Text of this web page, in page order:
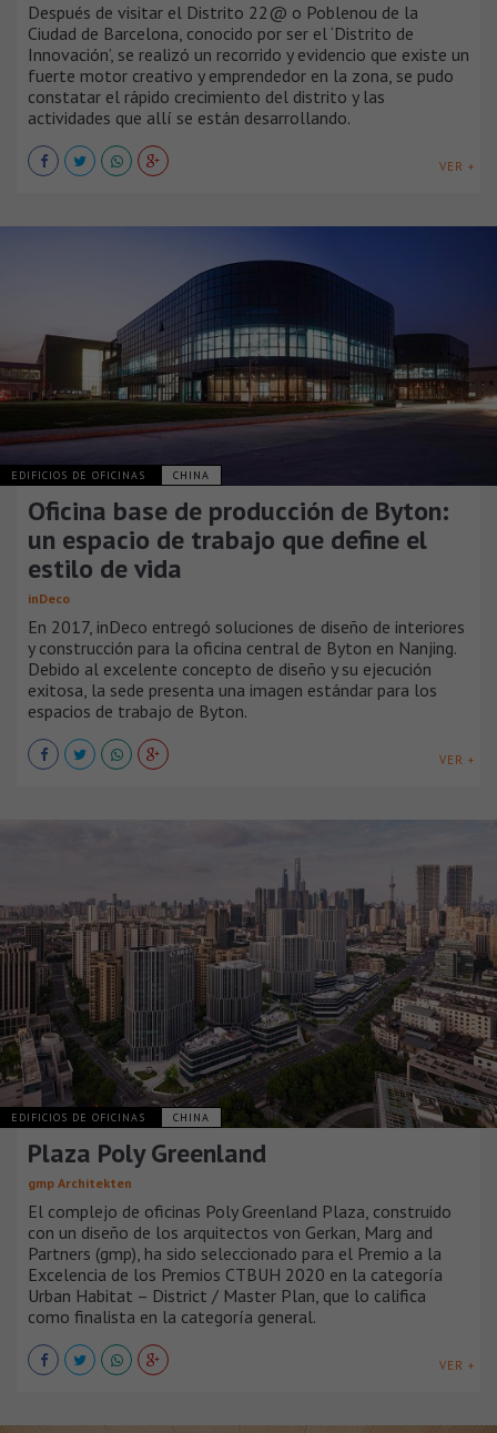
Después de visitar el Distrito 22@ o Poblenou de la
Ciudad de Barcelona, conocido por ser el ‘Distrito de
Innovación’, se realizó un recorrido y evidencio que existe un
fuerte motor creativo y emprendedor en la zona, se pudo
constatar el rápido crecimiento del distrito y las
actividades que allí se están desarrollando.
VER +
EDIFICIOS DE OFICINAS CHINA
Oficina base de producción de Byton:
un espacio de trabajo que define el
estilo de vida
inDeco
En 2017, inDeco entregó soluciones de diseño de interiores
y construcción para la oficina central de Byton en Nanjing.
Debido al excelente concepto de diseño y su ejecución
exitosa, la sede presenta una imagen estándar para los
espacios de trabajo de Byton.
VER +
EDIFICIOS DE OFICINAS CHINA
Plaza Poly Greenland
gmp Architekten
El complejo de oficinas Poly Greenland Plaza, construido
con un diseño de los arquitectos von Gerkan, Marg and
Partners (gmp), ha sido seleccionado para el Premio a la
Excelencia de los Premios CTBUH 2020 en la categoría
Urban Habitat – District / Master Plan, que lo califica
como finalista en la categoría general.
VER +